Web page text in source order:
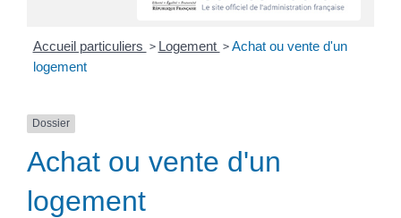
Accueil particuliers > Logement > Achat ou vente d'un
logement
Dossier
Achat ou vente d'un
logement